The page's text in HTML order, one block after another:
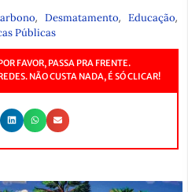
, Desmatamento, Educação,
Públicas
FAVOR, PASSA PRA FRENTE.
NÃO CUSTA NADA, É SÓ CLICAR!